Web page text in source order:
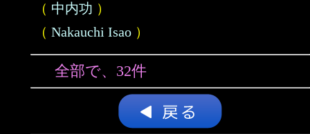
（ 中内功 ）
（ Nakauchi Isao ）
全部で、32件